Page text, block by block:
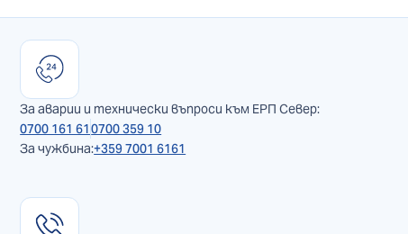
За аварии и технически въпроси към ЕРП Север:
0700 161 610700 359 10
За чужбина:+359 7001 6161